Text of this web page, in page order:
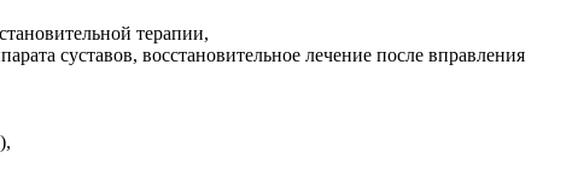
терапии,
суставов, восстановительное лечение после вправления